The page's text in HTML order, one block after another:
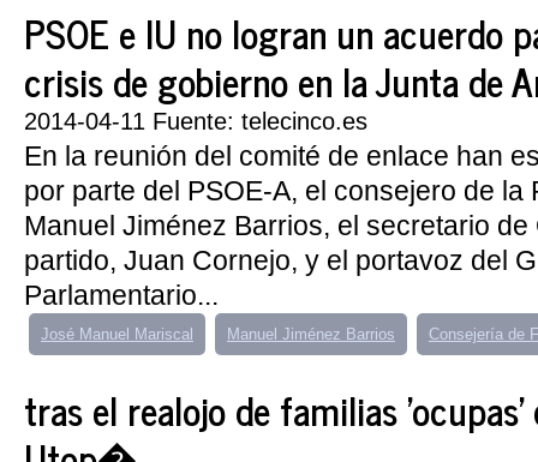
PSOE e IU no logran un acuerdo
crisis de gobierno en la Junta de
2014-04-11 Fuente: telecinco.es
En la reunión del comité de enlace han
por parte del PSOE-A, el consejero de la
Manuel Jiménez Barrios, el secretario
partido, Juan Cornejo, y el portavoz del
Parlamentario...
José Manuel Mariscal Manuel Jiménez Barrios Consejería de
tras el realojo de familias